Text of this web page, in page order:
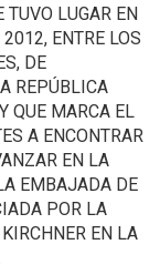
TUVO LUGAR EN
ENTRE LOS
DE
REPÚBLICA
QUE MARCA EL
A ENCONTRAR
EN LA
EMBAJADA DE
POR LA
EN LA